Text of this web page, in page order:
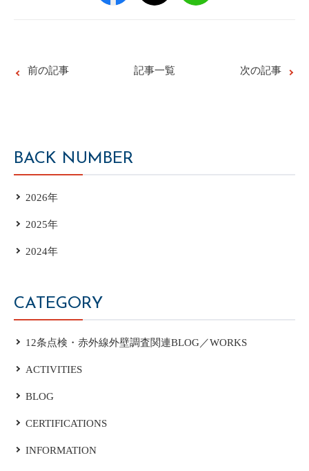
前の記事 記事一覧 次の記事
BACK NUMBER
2026年
2025年
2024年
CATEGORY
12条点検・赤外線外壁調査関連BLOG／WORKS
ACTIVITIES
BLOG
CERTIFICATIONS
INFORMATION